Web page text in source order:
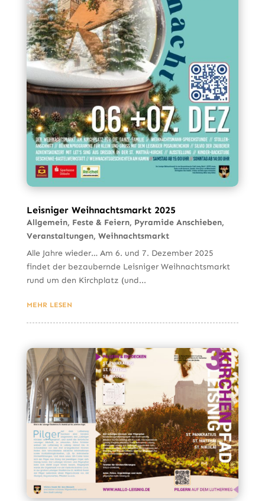
Leisniger Weihnachtsmarkt 2025
Allgemein, Feste & Feiern, Pyramide Anschieben,
Veranstaltungen, Weihnachtsmarkt
Alle Jahre wieder… Am 6. und 7. Dezember 2025
findet der bezaubernde Leisniger Weihnachtsmarkt
rund um den Kirchplatz (und...
MEHR LESEN